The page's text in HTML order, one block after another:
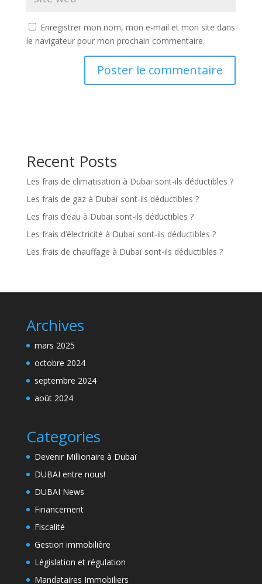
Enregistrer mon nom, mon e-mail et mon site dans
le navigateur pour mon prochain commentaire.
Recent Posts
Les frais de climatisation à Dubaï sont-ils déductibles ?
Les frais de gaz à Dubaï sont-ils déductibles ?
Les frais d’eau à Dubaï sont-ils déductibles ?
Les frais d’électricité à Dubaï sont-ils déductibles ?
Les frais de chauffage à Dubaï sont-ils déductibles ?
Archives
mars 2025
octobre 2024
septembre 2024
août 2024
Categories
Devenir Millionaire à Dubaï
DUBAI entre nous!
DUBAI News
Financement
Fiscalité
Gestion immobilière
Législation et régulation
Mandataires Immobiliers